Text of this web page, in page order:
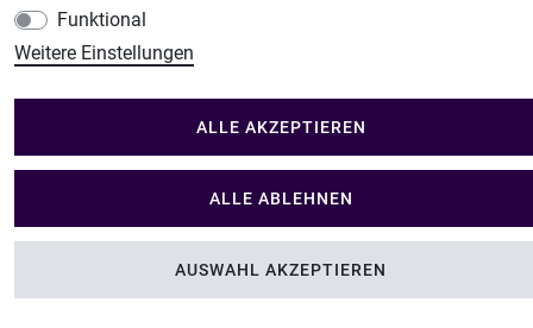
Funktional
Weitere Einstellungen
ALLE AKZEPTIEREN
ALLE ABLEHNEN
AUSWAHL AKZEPTIEREN